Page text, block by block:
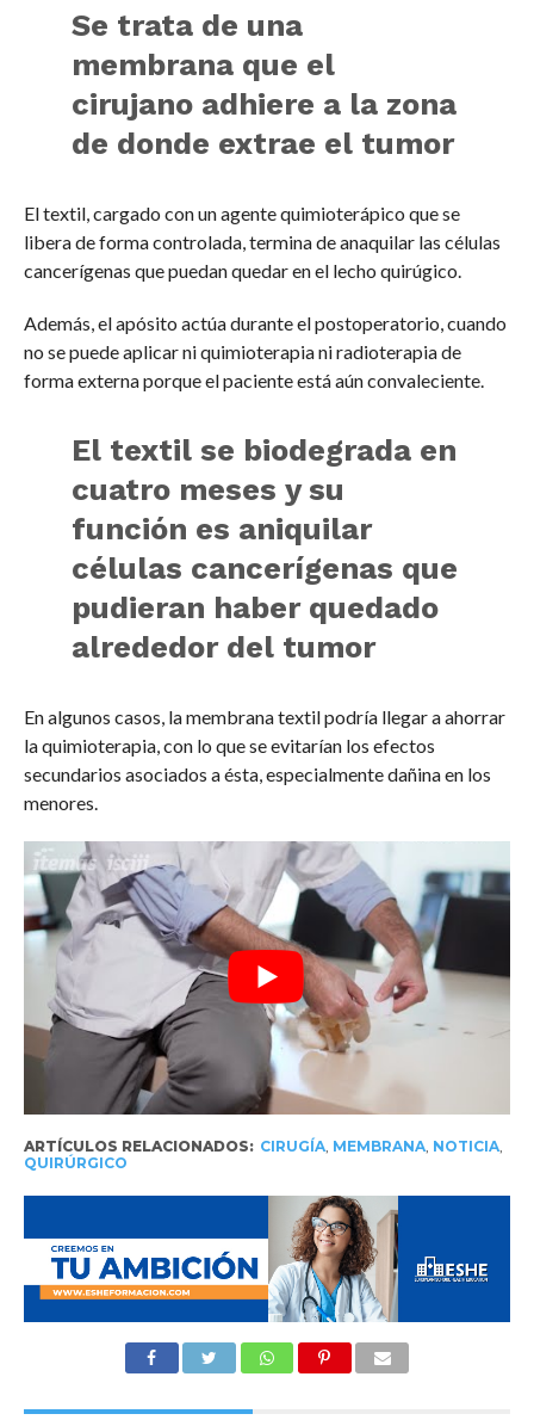
Se trata de una
membrana que el
cirujano adhiere a la zona
de donde extrae el tumor
El textil, cargado con un agente quimioterápico que se
libera de forma controlada, termina de anaquilar las células
cancerígenas que puedan quedar en el lecho quirúgico.
Además, el apósito actúa durante el postoperatorio, cuando
no se puede aplicar ni quimioterapia ni radioterapia de
forma externa porque el paciente está aún convaleciente.
El textil se biodegrada en
cuatro meses y su
función es aniquilar
células cancerígenas que
pudieran haber quedado
alrededor del tumor
En algunos casos, la membrana textil podría llegar a ahorrar
la quimioterapia, con lo que se evitarían los efectos
secundarios asociados a ésta, especialmente dañina en los
menores.
ARTÍCULOS RELACIONADOS: CIRUGÍA, MEMBRANA, NOTICIA,
QUIRÚRGICO